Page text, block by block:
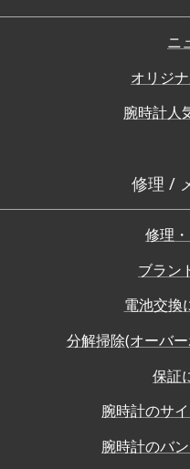
ニ
オリジ
腕時計人
修理 /
修理
ブラン
電池交換
分解掃除(オーバ
保証
腕時計のサ
腕時計のバ